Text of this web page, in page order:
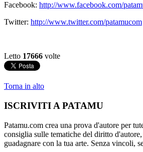
Facebook: http://www.facebook.com/
Twitter: http://www.twitter.com/patamucom
Letto 17666 volte
Torna in alto
ISCRIVITI A PATAMU
Patamu.com crea una prova d'autore per
consiglia sulle tematiche del diritto
guadagnare con la tua arte. Senza vincoli,